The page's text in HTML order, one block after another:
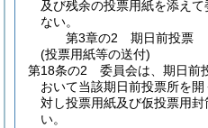
及び残余の投票用紙を添え
ない。
第3章の2
期日前投票
(投票用紙等の送付)
第18条の2
委員会は、期日前
おいて当該期日前投票所を
対し投票用紙及び仮投票用
い。